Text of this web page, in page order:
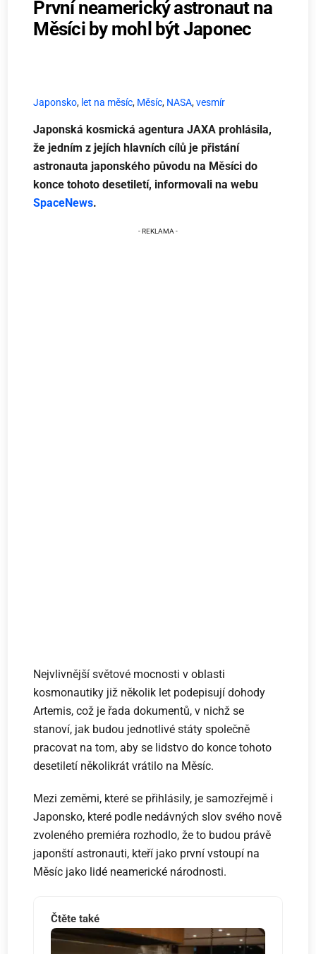
První neamerický astronaut na
Měsíci by mohl být Japonec
Japonsko, let na měsíc, Měsíc, NASA,vesmír
Japonská kosmická agentura JAXA prohlásila,
že jedním z jejích hlavních cílů je přistání
astronauta japonského původu na Měsíci do
konce tohoto desetiletí, informovali na webu
SpaceNews.
Nejvlivnější světové mocnosti v oblasti
kosmonautiky již několik let podepisují dohody
Artemis, což je řada dokumentů, v nichž se
stanoví, jak budou jednotlivé státy společně
pracovat na tom, aby se lidstvo do konce tohoto
desetiletí několikrát vrátilo na Měsíc.
Mezi zeměmi, které se přihlásily, je samozřejmě i
Japonsko, které podle nedávných slov svého nově
zvoleného premiéra rozhodlo, že to budou právě
japonští astronauti, kteří jako první vstoupí na
Měsíc jako lidé neamerické národnosti.
Čtěte také